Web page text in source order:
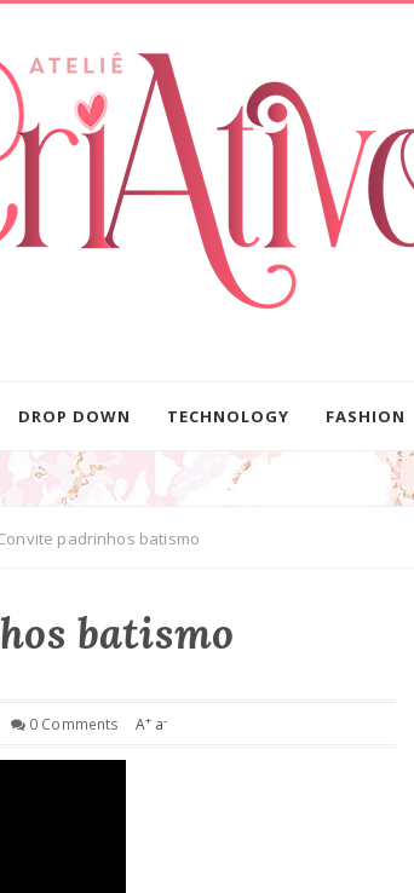
DROP DOWN TECHNOLOGY FASHION
padrinhos batismo
batismo
0 Comments A+ a-